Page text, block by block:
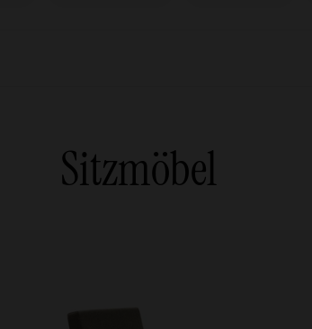
Sessel und Sofas
Sitzmöbel